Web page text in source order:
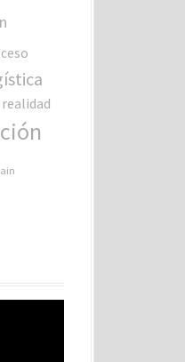
realidad